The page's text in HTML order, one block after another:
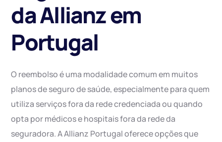
da Allianz em
Portugal
O reembolso é uma modalidade comum em muitos
planos de seguro de saúde, especialmente para quem
utiliza serviços fora da rede credenciada ou quando
opta por médicos e hospitais fora da rede da
seguradora. A Allianz Portugal oferece opções que